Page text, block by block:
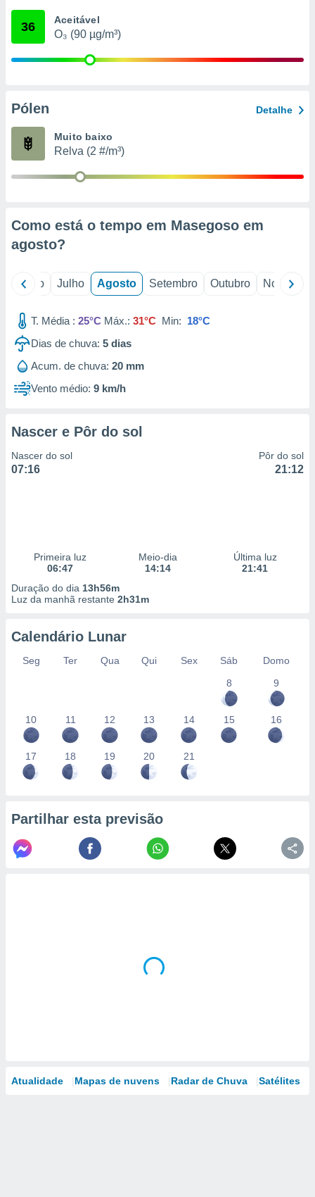
através
estudos
1199
36 Aceitável
O₃ (90 µg/m³)
Pólen Detalhe
Muito baixo
Relva (2 #/m³)
Como está o tempo em Masegoso em
agosto?
Junho Julho Agosto Setembro Outubro Novembro
T. Média : 25°C Máx.: 31°C Min: 18°C
Dias de chuva: 5 dias
Acum. de chuva: 20 mm
Vento médio: 9 km/h
Nascer e Pôr do sol
Nascer do sol
07:16
Pôr do sol
21:12
Primeira luz
06:47
Meio-dia
14:14
Última luz
21:41
Duração do dia 13h56m
Luz da manhã restante 2h31m
Calendário Lunar
Seg Ter Qua Qui Sex Sáb
Domo
8
9
10 11 12 13 14 15 16
17 18 19 20 21
Partilhar esta previsão
Atualidade Mapas de nuvens Radar de Chuva Satélites